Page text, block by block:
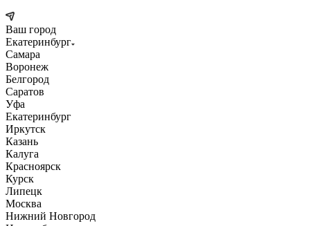
Ваш город
Екатеринбург
Самара
Воронеж
Белгород
Саратов
Уфа
Екатеринбург
Иркутск
Казань
Калуга
Красноярск
Курск
Липецк
Москва
Нижний Новгород